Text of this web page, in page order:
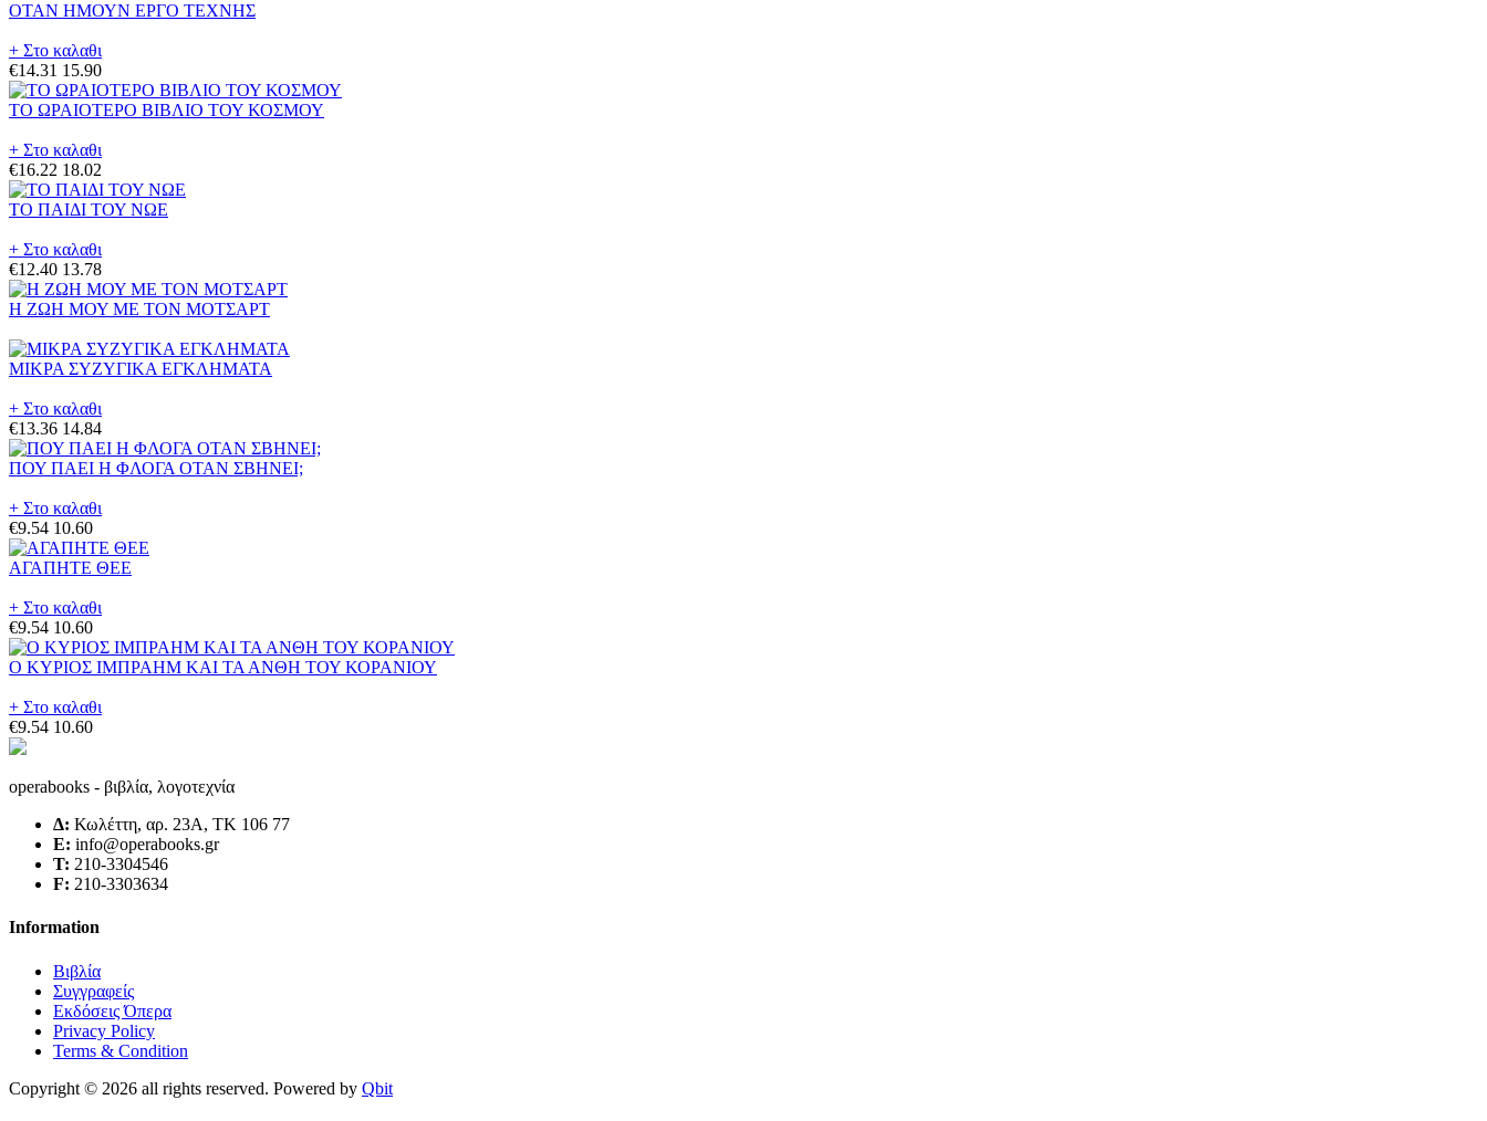
ΟΤΑΝ ΗΜΟΥΝ ΕΡΓΟ ΤΕΧΝΗΣ
+ Στο καλαθι
€14.31 15.90
ΤΟ ΩΡΑΙΟΤΕΡΟ ΒΙΒΛΙΟ ΤΟΥ ΚΟΣΜΟΥ
+ Στο καλαθι
€16.22 18.02
ΤΟ ΠΑΙΔΙ ΤΟΥ ΝΩΕ
+ Στο καλαθι
€12.40 13.78
Η ΖΩΗ ΜΟΥ ΜΕ ΤΟΝ ΜΟΤΣΑΡΤ
ΜΙΚΡΑ ΣΥΖΥΓΙΚΑ ΕΓΚΛΗΜΑΤΑ
+ Στο καλαθι
€13.36 14.84
ΠΟΥ ΠΑΕΙ Η ΦΛΟΓΑ ΟΤΑΝ ΣΒΗΝΕΙ;
+ Στο καλαθι
€9.54 10.60
ΑΓΑΠΗΤΕ ΘΕΕ
+ Στο καλαθι
€9.54 10.60
Ο ΚΥΡΙΟΣ ΙΜΠΡΑΗΜ ΚΑΙ ΤΑ ΑΝΘΗ ΤΟΥ ΚΟΡΑΝΙΟΥ
+ Στο καλαθι
€9.54 10.60
operabooks - βιβλία, λογοτεχνία
Δ: Κωλέττη, αρ. 23Α, ΤΚ 106 77
E: info@operabooks.gr
Τ: 210-3304546
F: 210-3303634
Information
Βιβλία
Συγγραφείς
Εκδόσεις Όπερα
Privacy Policy
Terms & Condition
Copyright © 2026 all rights reserved. Powered by Qbit